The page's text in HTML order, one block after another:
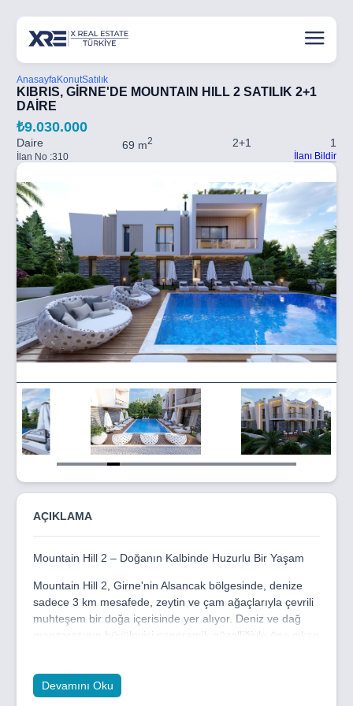
AnasayfaKonutSatılık
KIBRIS, GİRNE'DE MOUNTAIN HILL 2 SATILIK 2+1
DAİRE
₺9.030.000
Daire 69 m2 2+1 1
İlan No :310 İlanı Bildir
5
of
AÇIKLAMA
Mountain Hill 2 – Doğanın Kalbinde Huzurlu Bir Yaşam
Mountain Hill 2, Girne'nin Alsancak bölgesinde, denize
sadece 3 km mesafede, zeytin ve çam ağaçlarıyla çevrili
muhteşem bir doğa içerisinde yer alıyor. Deniz ve dağ
manzarasının büyüleyici panoramik güzelliğiyle öne çıkan
Proje, 2 adet iki katlı ve 3 adet üç katlı bloktan
Devamını Oku